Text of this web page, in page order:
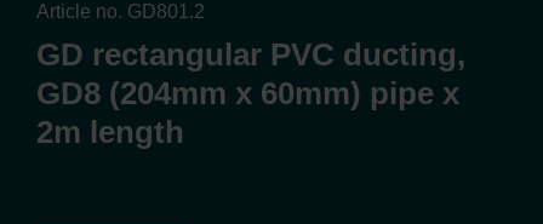
Article no. GD801.2
GD rectangular PVC ducting,
GD8 (204mm x 60mm) pipe x
2m length